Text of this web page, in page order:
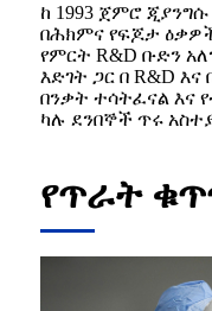
ከ 1993 ጀምሮ
በሕክምና የፍጆታ
የምርት R&D ቡድን
እድገት ጋር በ R&D
በንቃት ተሳትፈናል እና
ካሉ ደንበኞች ጥሩ
የጥራት